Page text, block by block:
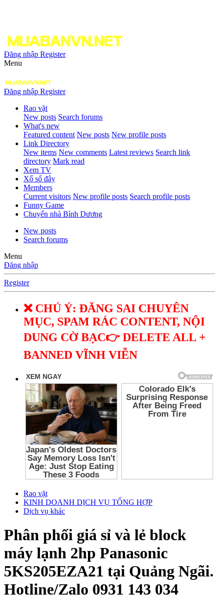
Đăng nhập Register
Menu
Đăng nhập Register
Rao vặt
New posts Search forums
What's new
Featured content New posts New profile posts
Link Directory
New items New comments Latest reviews Search link
directory Mark read
Xem TV
Xổ số đây
Members
Current visitors New profile posts Search profile posts
Funny Game
Chuyển nhà Bình Dương
New posts
Search forums
Menu
Đăng nhập
Register
❌ CHÚ Ý: ĐĂNG SAI CHUYÊN
MỤC, SPAM RÁC CONTENT, NỘI
DUNG CỜ BẠC👉 DELETE ALL +
BANNED VĨNH VIỄN
Rao vặt
KINH DOANH DỊCH VỤ TỔNG HỢP
Dịch vụ khác
Phân phối giá sỉ và lẻ block
máy lạnh 2hp Panasonic
5KS205EZA21 tại Quảng Ngãi.
Hotline/Zalo 0931 143 034